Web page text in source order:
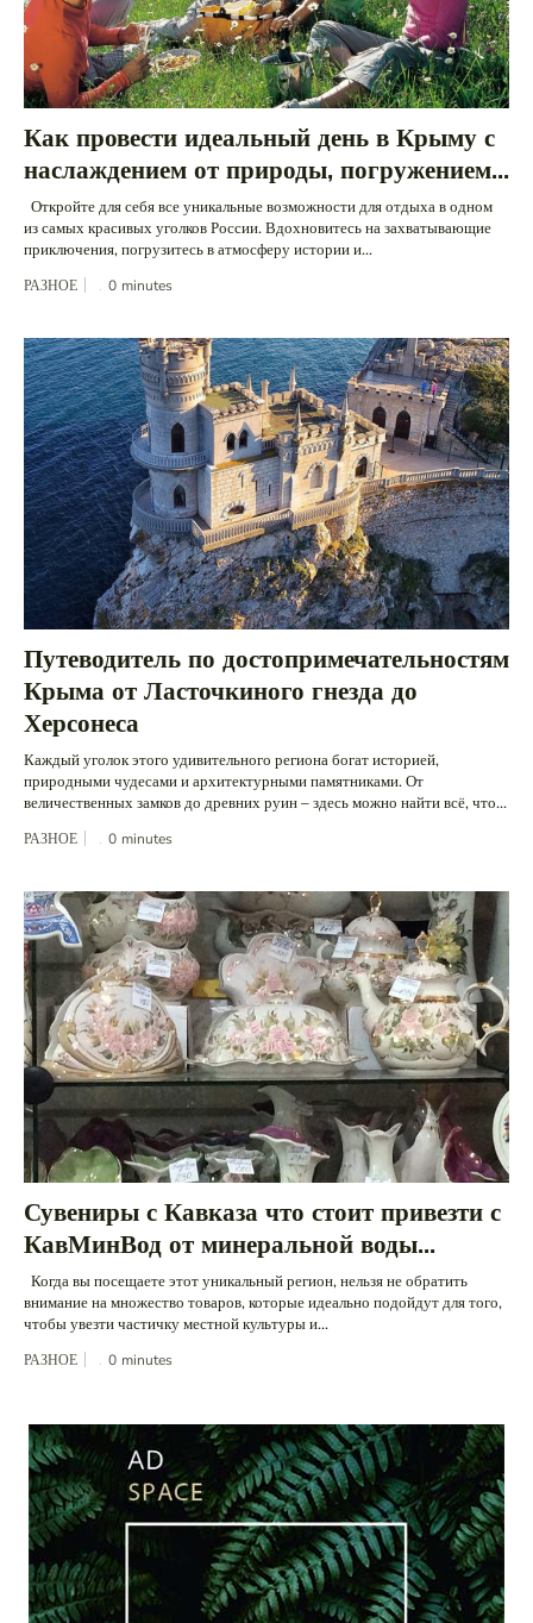
Как провести идеальный день в Крыму с
наслаждением от природы, погружением...
из самых красивых уголков России. Вдохновитесь на захватывающие
приключения, погрузитесь в атмосферу истории и...
РАЗНОЕ 0 minutes
Путеводитель по достопримечательностям
Крыма от Ласточкиного гнезда до
Херсонеса
Каждый уголок этого удивительного региона богат историей,
природными чудесами и архитектурными памятниками. От
величественных замков до древних руин – здесь можно найти всё, что...
РАЗНОЕ 0 minutes
Сувениры с Кавказа что стоит привезти с
КавМинВод от минеральной воды...
внимание на множество товаров, которые идеально подойдут для того,
чтобы увезти частичку местной культуры и...
РАЗНОЕ 0 minutes